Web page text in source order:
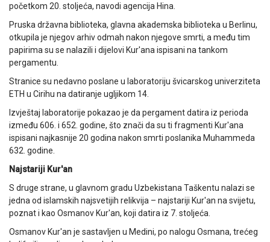
početkom 20. stoljeća, navodi agencija Hina.
Pruska državna biblioteka, glavna akademska biblioteka u Berlinu,
otkupila je njegov arhiv odmah nakon njegove smrti, a među tim
papirima su se nalazili i dijelovi Kur'ana ispisani na tankom
pergamentu.
Stranice su nedavno poslane u laboratoriju švicarskog univerziteta
ETH u Cirihu na datiranje ugljikom 14.
Izvještaj laboratorije pokazao je da pergament datira iz perioda
između 606. i 652. godine, što znači da su ti fragmenti Kur'ana
ispisani najkasnije 20 godina nakon smrti poslanika Muhammeda
632. godine.
Najstariji Kur'an
S druge strane, u glavnom gradu Uzbekistana Taškentu nalazi se
jedna od islamskih najsvetijih relikvija – najstariji Kur'an na svijetu,
poznat i kao Osmanov Kur'an, koji datira iz 7. stoljeća.
Osmanov Kur'an je sastavljen u Medini, po nalogu Osmana, trećeg